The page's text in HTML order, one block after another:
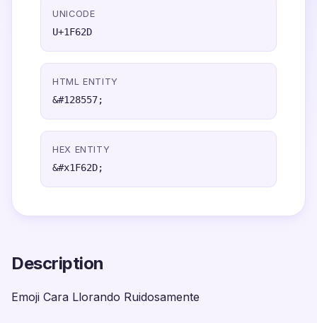
UNICODE
U+1F62D
HTML ENTITY
&#128557;
HEX ENTITY
&#x1F62D;
Description
Emoji Cara Llorando Ruidosamente